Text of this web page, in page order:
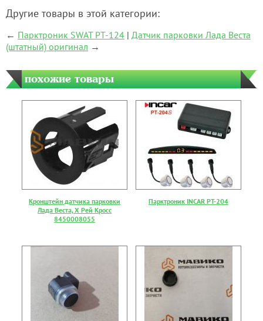
Другие товары в этой категории:
← Парктроник SWAT PT-124 | Датчик парковки Лада Веста
(штатный) оригинал →
похожие товары
Кронштейн датчика парковки
Лада Веста, Х Рей Кросс
8450008055
Парктроник INCAR PT-204